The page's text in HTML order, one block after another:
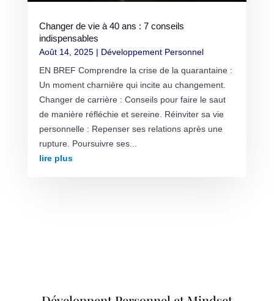
Changer de vie à 40 ans : 7 conseils
indispensables
Août 14, 2025| Développement Personnel
EN BREF Comprendre la crise de la quarantaine :
Un moment charnière qui incite au changement.
Changer de carrière : Conseils pour faire le saut
de manière réfléchie et sereine. Réinviter sa vie
personnelle : Repenser ses relations après une
rupture. Poursuivre ses...
lire plus